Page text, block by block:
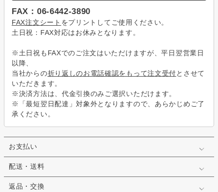
FAX：06-6442-3890
FAX注文シート をプリントしてご使用ください。
土日祝：FAX対応はお休みとなります。
※土日祝もFAXでのご注文はいただけますが、平日翌営業日
以降、
当社からの折り返しのお電話確認をもって注文受付とさせて
いただきます。
※決済方法は、代金引換のみご選択いただけます。
※「最短翌日配達」対象外となりますので、あらかじめご了
承ください。
お支払い
配送・送料
返品・交換